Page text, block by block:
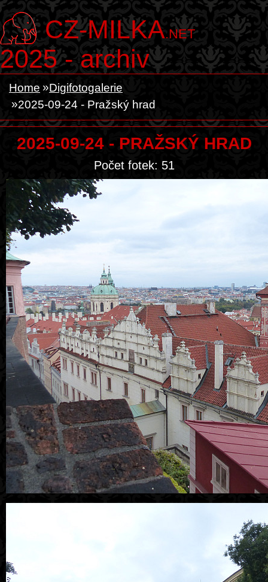
CZ-MILKA.NET
2025 - archiv
Home
Digifotogalerie
2025-09-24 - Pražský hrad
2025-09-24 - PRAŽSKÝ HRAD
Počet fotek: 51